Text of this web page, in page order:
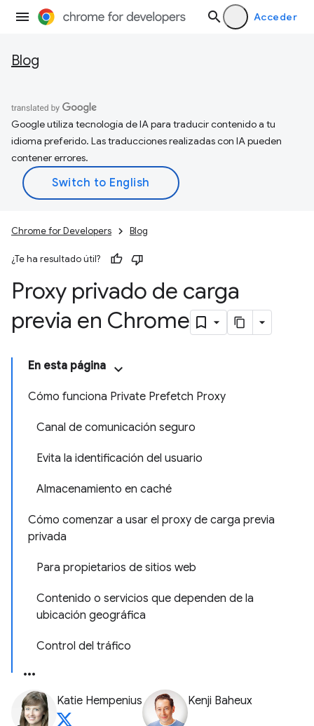
Acceder
Blog
Google utiliza tecnología de IA para traducir contenido a tu
idioma preferido. Las traducciones realizadas con IA pueden
contener errores.
Chrome for Developers Blog
¿Te ha resultado útil?
Proxy privado de carga
previa en Chrome
En esta página
Cómo funciona Private Prefetch Proxy
Canal de comunicación seguro
Evita la identificación del usuario
Almacenamiento en caché
Cómo comenzar a usar el proxy de carga previa
privada
Para propietarios de sitios web
Contenido o servicios que dependen de la
ubicación geográfica
Control del tráfico
Katie Hempenius Kenji Baheux